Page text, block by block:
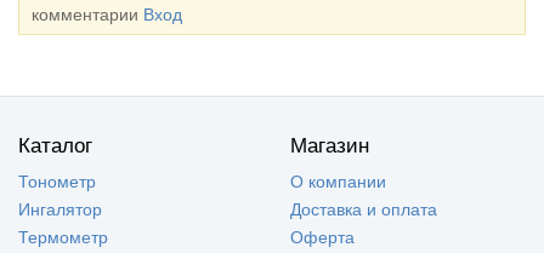
комментарии Вход
Каталог
Тонометр
Ингалятор
Термометр
Магазин
О компании
Доставка и оплата
Оферта